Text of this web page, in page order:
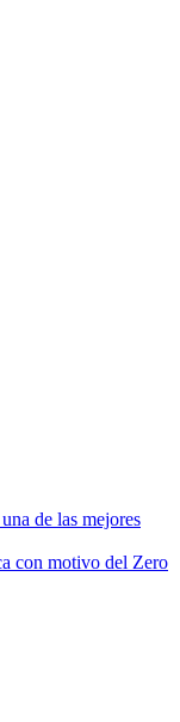
de las mejores
con motivo del Zero